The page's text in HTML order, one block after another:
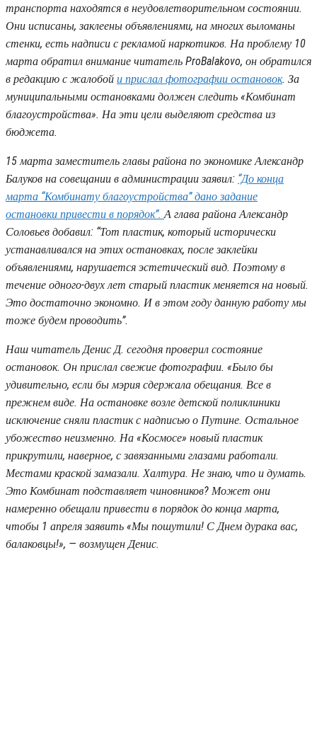
транспорта находятся в неудовлетворительном состоянии.
Они исписаны, заклеены объявлениями, на многих выломаны
стенки, есть надписи с рекламой наркотиков. На проблему 10
марта обратил внимание читатель ProBalakovo, он обратился
в редакцию с жалобой и прислал фотографии остановок. За
муниципальными остановками должен следить «Комбинат
благоустройства». На эти цели выделяют средства из
бюджета.
15 марта заместитель главы района по экономике Александр
Балуков на совещании в администрации заявил: “До конца
марта “Комбинату благоустройства” дано задание
остановки привести в порядок”.А глава района Александр
Соловьев добавил: “Тот пластик, который исторически
устанавливался на этих остановках, после заклейки
объявлениями, нарушается эстетический вид. Поэтому в
течение одного-двух лет старый пластик меняется на новый.
Это достаточно экономно. И в этом году данную работу мы
тоже будем проводить”.
Наш читатель Денис Д. сегодня проверил состояние
остановок. Он прислал свежие фотографии. «Было бы
удивительно, если бы мэрия сдержала обещания. Все в
прежнем виде. На остановке возле детской поликлиники
исключение сняли пластик с надписью о Путине. Остальное
убожество неизменно. На «Космосе» новый пластик
прикрутили, наверное, с завязанными глазами работали.
Местами краской замазали. Халтура. Не знаю, что и думать.
Это Комбинат подставляет чиновников? Может они
намеренно обещали привести в порядок до конца марта,
чтобы 1 апреля заявить «Мы пошутили! С Днем дурака вас,
балаковцы!», — возмущен Денис.